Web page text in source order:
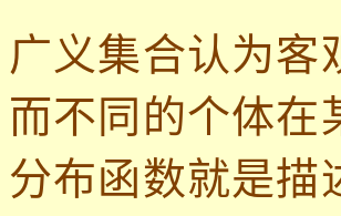
广义集合认为客
而不同的个体在
分布函数就是描